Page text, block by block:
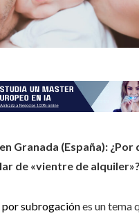
Granada (España): ¿Por
de «vientre de alquiler»?
subrogaciónes un tema